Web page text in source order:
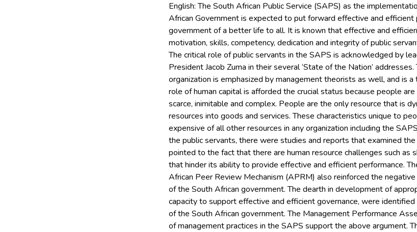
English: The South African Public Service (SAPS) as the
African Government is expected to put forward effective and
government of a better life to all. It is known that effective and
motivation, skills, competency, dedication and integrity of public
The critical role of public servants in the SAPS is acknowledged by
President Jacob Zuma in their several ‘State of the Nation’
organization is emphasized by management theorists as well, and is
role of human capital is afforded the crucial status because people
scarce, inimitable and complex. People are the only resource that is
resources into goods and services. These characteristics unique to
expensive of all other resources in any organization including the
the public servants, there were studies and reports that examined
pointed to the fact that there are human resource challenges such as
that hinder its ability to provide effective and efficient performance.
African Peer Review Mechanism (APRM) also reinforced the
of the South African government. The dearth in development of
capacity to support effective and efficient governance, were
of the South African government. The Management Performance
of management practices in the SAPS support the above argument.